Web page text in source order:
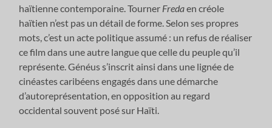
haïtienne contemporaine. Tourner Fredaen créole
haïtien n’est pas un détail de forme. Selon ses propres
mots, c’est un acte politique assumé : un refus de réaliser
ce film dans une autre langue que celle du peuple qu’il
représente. Généus s’inscrit ainsi dans une lignée de
cinéastes caribéens engagés dans une démarche
d’autoreprésentation, en opposition au regard
occidental souvent posé sur Haïti.